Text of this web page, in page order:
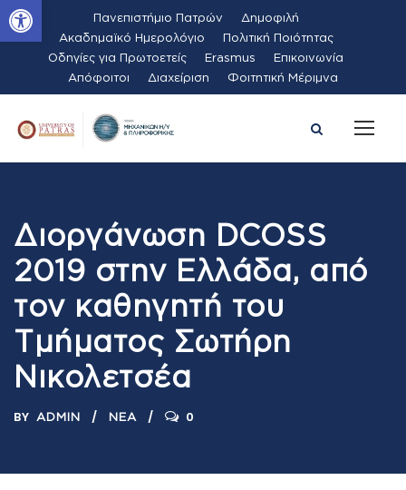
Ανοίξτε τη γραμμή εργαλείων Πανεπιστήμιο Πατρών
Δημοφιλή
Ακαδημαϊκό Ημερολόγιο
Πολιτική Ποιότητας
Οδηγίες για Πρωτοετείς
Erasmus
Επικοινωνία
Απόφοιτοι
Διαχείριση Φοιτητική Μέριμνα
Διοργάνωση DCOSS
2019 στην Ελλάδα, από
τον καθηγητή του
Τμήματος Σωτήρη
Νικολετσέα
BY ADMIN ΝΈΑ 0